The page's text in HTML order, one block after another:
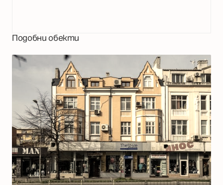
Подобни обекти